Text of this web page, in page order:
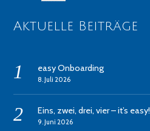
Aktuelle Beiträge
easy Onboarding
8. Juli 2026
Eins, zwei, drei, vier – it’s easy!
9. Juni 2026